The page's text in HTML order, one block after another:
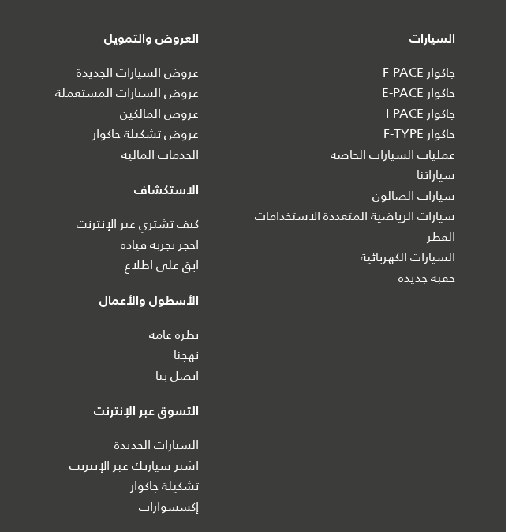
السيارات
جاكوار F-PACE
جاكوار E-PACE
جاكوار I‑PACE
جاكوار F-TYPE
عمليات السيارات الخاصة
سياراتنا
سيارات الصالون
سيارات الرياضية المتعددة الاستخدامات
القطر
السيارات الكهربائية
حقبة جديدة
العروض والتمويل
عروض السيارات الجديدة
عروض السيارات المستعملة
عروض المالكين
عروض تشكيلة جاكوار
الخدمات المالية
الاستكشاف
كيف تشتري عبر الإنترنت
احجز تجربة قيادة
ابق على اطلاع
الأسطول والأعمال
نظرة عامة
نهجنا
اتصل بنا
التسوق عبر الإنترنت
السيارات الجديدة
اشتر سيارتك عبر الإنترنت
تشكيلة جاكوار
إكسسوارات